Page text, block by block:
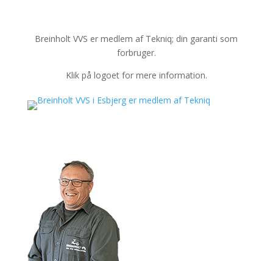
Breinholt VVS er medlem af Tekniq; din garanti som
forbruger.
Klik på logoet for mere information.